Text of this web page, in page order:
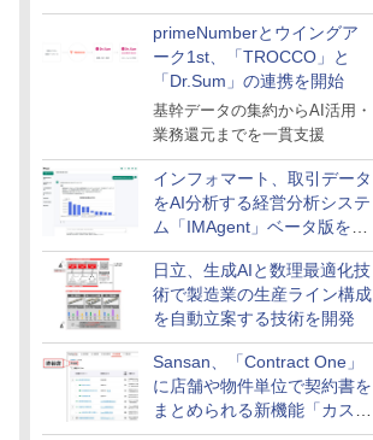
整を効率化
primeNumberとウイングア
ーク1st、「TROCCO」と
「Dr.Sum」の連携を開始
基幹データの集約からAI活用・
業務還元までを一貫支援
インフォマート、取引データ
をAI分析する経営分析システ
ム「IMAgent」ベータ版を提
供
日立、生成AIと数理最適化技
術で製造業の生産ライン構成
を自動立案する技術を開発
Sansan、「Contract One」
に店舗や物件単位で契約書を
まとめられる新機能「カスタ
ム契約ツリー」を追加